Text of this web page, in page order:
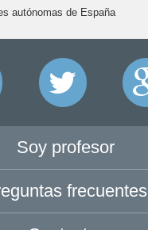
autónomas de España
Soy profesor
frecuentes